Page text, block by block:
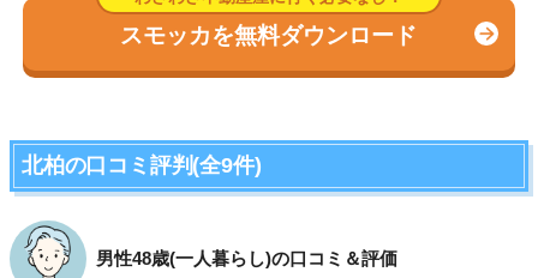
スモッカを無料ダウンロード
北柏の口コミ評判(全9件)
男性48歳(一人暮らし)の口コミ＆評価